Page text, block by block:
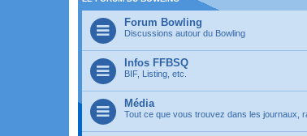
Forum Bowling
Discussions autour du Bowling
Infos FFBSQ
BIF, Listing, etc.
Média
Tout ce que vous trouvez dans les journaux,